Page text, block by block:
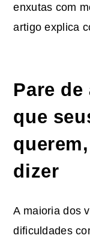
enxutas com
artigo explica
Pare
que
dizer
A maioria dos
dificuldades